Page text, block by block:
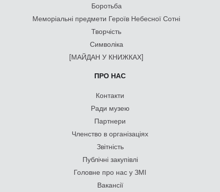
Боротьба
Меморіальні предмети Героїв Небесної Сотні
Творчість
Символіка
[МАЙДАН У КНИЖКАХ]
ПРО НАС
Контакти
Ради музею
Партнери
Членство в організаціях
Звітність
Публічні закупівлі
Головне про нас у ЗМІ
Вакансії